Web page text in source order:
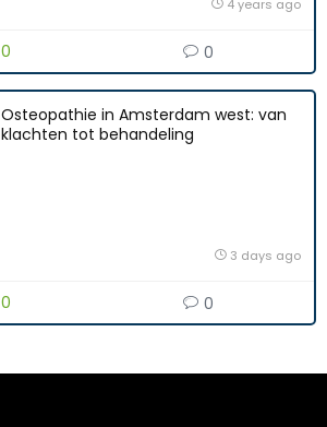
4 years ago
0 0
Osteopathie in Amsterdam west: van
klachten tot behandeling
3 days ago
0 0